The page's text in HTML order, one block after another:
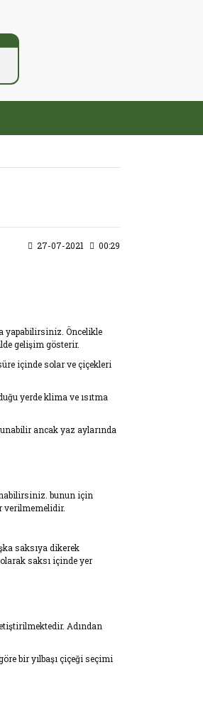
27-07-2021 00:29
yapabilirsiniz. Öncelikle
gelişim gösterir.
içinde solar ve çiçekleri
yerde klima ve ısıtma
ancak yaz aylarında
bunun için
verilmemelidir.
saksıya dikerek
saksı içinde yer
Adından
bir yılbaşı çiçeği seçimi